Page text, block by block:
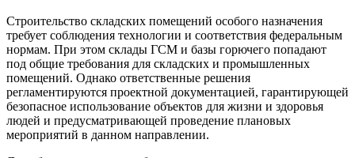
Строительство складских помещений особого назначения
требует соблюдения технологии и соответствия федеральным
нормам. При этом склады ГСМ и базы горючего попадают
под общие требования для складских и промышленных
помещений. Однако ответственные решения
регламентируются проектной документацией, гарантирующей
безопасное использование объектов для жизни и здоровья
людей и предусматривающей проведение плановых
мероприятий в данном направлении.